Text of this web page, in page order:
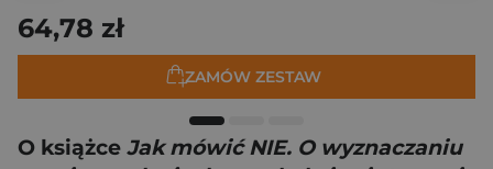
64,78 zł
ZAMÓW ZESTAW
O książce Jak mówić NIE. O wyznaczaniu